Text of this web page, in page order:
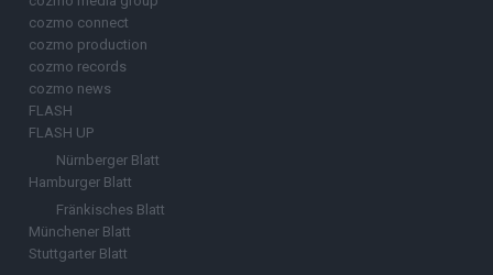
cozmo connect
cozmo production
cozmo records
cozmo news
FLASH
FLASH UP
Nürnberger Blatt
Hamburger Blatt
Fränkisches Blatt
Münchener Blatt
Stuttgarter Blatt